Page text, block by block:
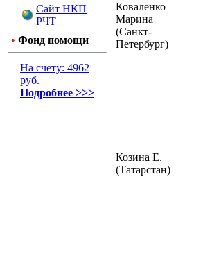
Сайт НКП
РЧТ
• Фонд помощи
На счету: 4962
руб.
Подробнее >>>
Коваленко
Марина
(Санкт-
Петербург)
Козина Е.
(Татарстан)